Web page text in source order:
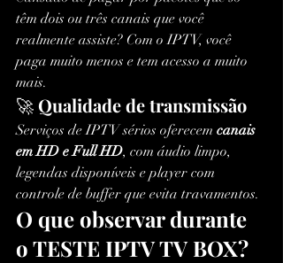
têm dois ou três canais que você
realmente assiste? Com o IPTV, você
paga muito menos e tem acesso a muito
mais.
🚀 Qualidade de transmissão
Serviços de IPTV sérios oferecem canais
em HD e Full HD, com áudio limpo,
legendas disponíveis e player com
controle de buffer que evita travamentos.
O que observar durante
o TESTE IPTV TV BOX?